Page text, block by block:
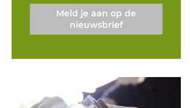
Meld je aan op de
nieuwsbrief